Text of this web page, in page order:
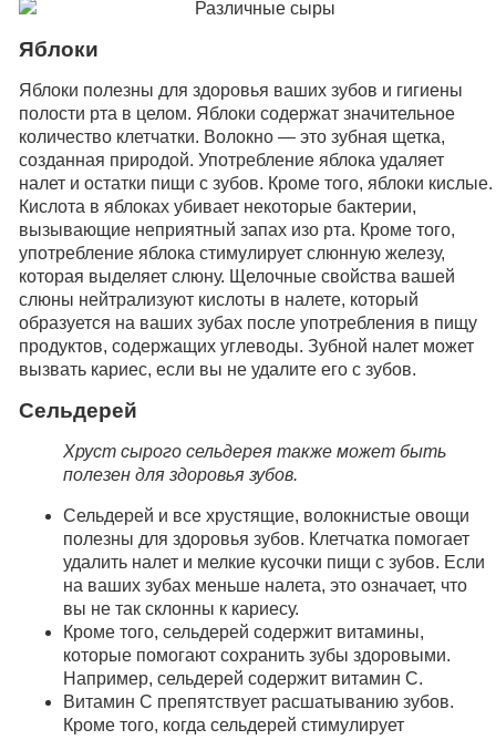
Яблоки
Яблоки полезны для здоровья ваших зубов и гигиены
полости рта в целом. Яблоки содержат значительное
количество клетчатки. Волокно — это зубная щетка,
созданная природой. Употребление яблока удаляет
налет и остатки пищи с зубов. Кроме того, яблоки кислые.
Кислота в яблоках убивает некоторые бактерии,
вызывающие неприятный запах изо рта. Кроме того,
употребление яблока стимулирует слюнную железу,
которая выделяет слюну. Щелочные свойства вашей
слюны нейтрализуют кислоты в налете, который
образуется на ваших зубах после употребления в пищу
продуктов, содержащих углеводы. Зубной налет может
вызвать кариес, если вы не удалите его с зубов.
Сельдерей
Хруст сырого сельдерея также может быть
полезен для здоровья зубов.
Сельдерей и все хрустящие, волокнистые овощи
полезны для здоровья зубов. Клетчатка помогает
удалить налет и мелкие кусочки пищи с зубов. Если
на ваших зубах меньше налета, это означает, что
вы не так склонны к кариесу.
Кроме того, сельдерей содержит витамины,
которые помогают сохранить зубы здоровыми.
Например, сельдерей содержит витамин С.
Витамин С препятствует расшатыванию зубов.
Кроме того, когда сельдерей стимулирует